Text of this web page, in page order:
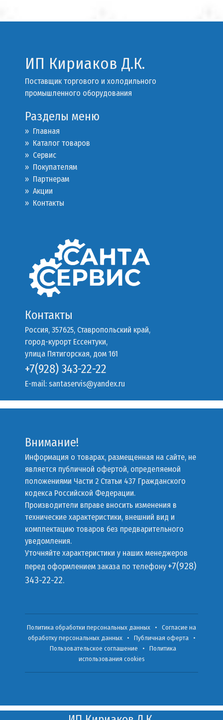
ИП Кириаков Д.К.
Поставщик торгового и холодильного
промышленного оборудования
Разделы меню
» Главная
» Каталог товаров
» Сервис
» Покупателям
» Партнерам
» Акции
» Контакты
Контакты
Россия, 357625, Ставропольский край,
город-курорт Ессентуки,
улица Пятигорская, дом 161
+7(928) 343-22-22
E-mail: santaservis@yandex.ru
Внимание!
Информация о товарах, размещенная на сайте, не
является публичной офертой, определяемой
положениями Части 2 Статьи 437 Гражданского
кодекса Российской Федерации.
Производители вправе вносить изменения в
технические характеристики, внешний вид и
комплектацию товаров без предварительного
уведомления.
Уточняйте характеристики у наших менеджеров
перед оформлением заказа по телефону +7(928)
343-22-22.
Политика обработки персональных данных • Согласие на
обработку персональных данных• Публичная оферта
•
Пользовательское соглашение • Политика
использования cookies